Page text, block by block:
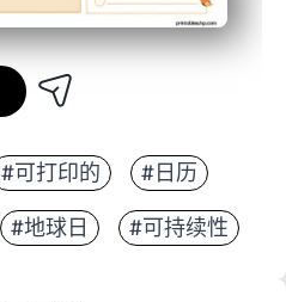
#可打印的 #日历
#地球日 #可持续性